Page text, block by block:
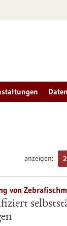
anzeigen:
von